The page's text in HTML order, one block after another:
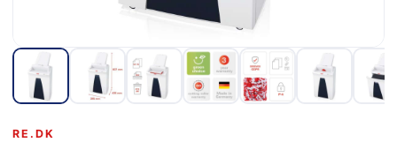
RE.DK